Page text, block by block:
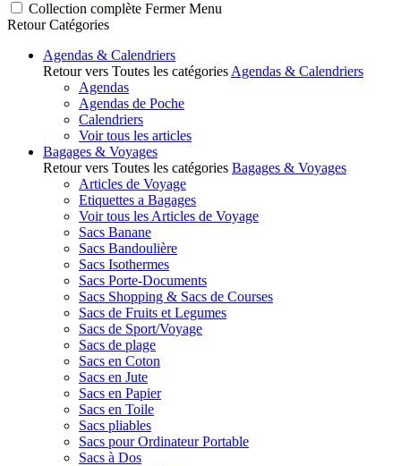
Collection complète Fermer Menu
Retour Catégories
Agendas & Calendriers
Retour vers Toutes les catégories Agendas & Calendriers
Agendas
Agendas de Poche
Calendriers
Voir tous les articles
Bagages & Voyages
Retour vers Toutes les catégories Bagages & Voyages
Articles de Voyage
Etiquettes a Bagages
Voir tous les Articles de Voyage
Sacs Banane
Sacs Bandoulière
Sacs Isothermes
Sacs Porte-Documents
Sacs Shopping & Sacs de Courses
Sacs de Fruits et Legumes
Sacs de Sport/Voyage
Sacs de plage
Sacs en Coton
Sacs en Jute
Sacs en Papier
Sacs en Toile
Sacs pliables
Sacs pour Ordinateur Portable
Sacs à Dos